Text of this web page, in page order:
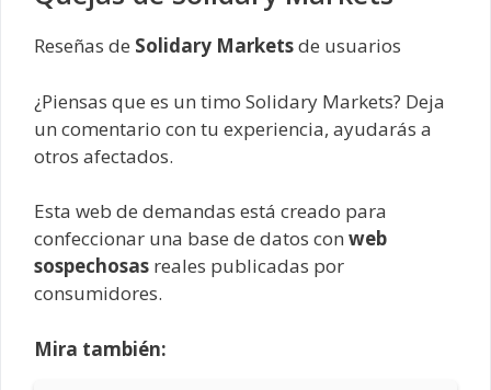
Reseñas de Solidary Marketsde usuarios
¿Piensas que es un timo Solidary Markets? Deja
un comentario con tu experiencia, ayudarás a
otros afectados.
Esta web de demandas está creado para
confeccionar una base de datos con web
sospechosas reales publicadas por
consumidores.
Mira también: